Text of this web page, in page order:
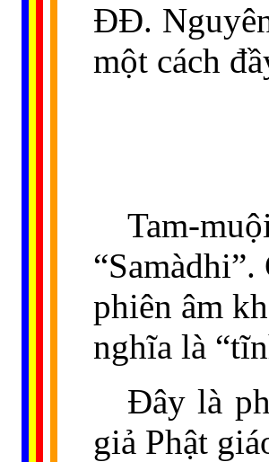
ÐÐ.
một cách
Tam-
phiên âm
nghĩa là
Ðây là
giả Phật